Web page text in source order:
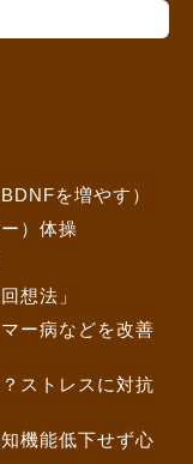
を増やす）
）体操
想法」
ー病などを改善
ストレスに対抗
機能低下せず心